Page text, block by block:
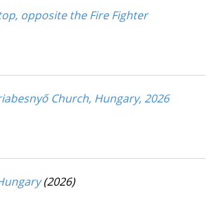
opposite the Fire Fighter
Church, Hungary, 2026
(2026)